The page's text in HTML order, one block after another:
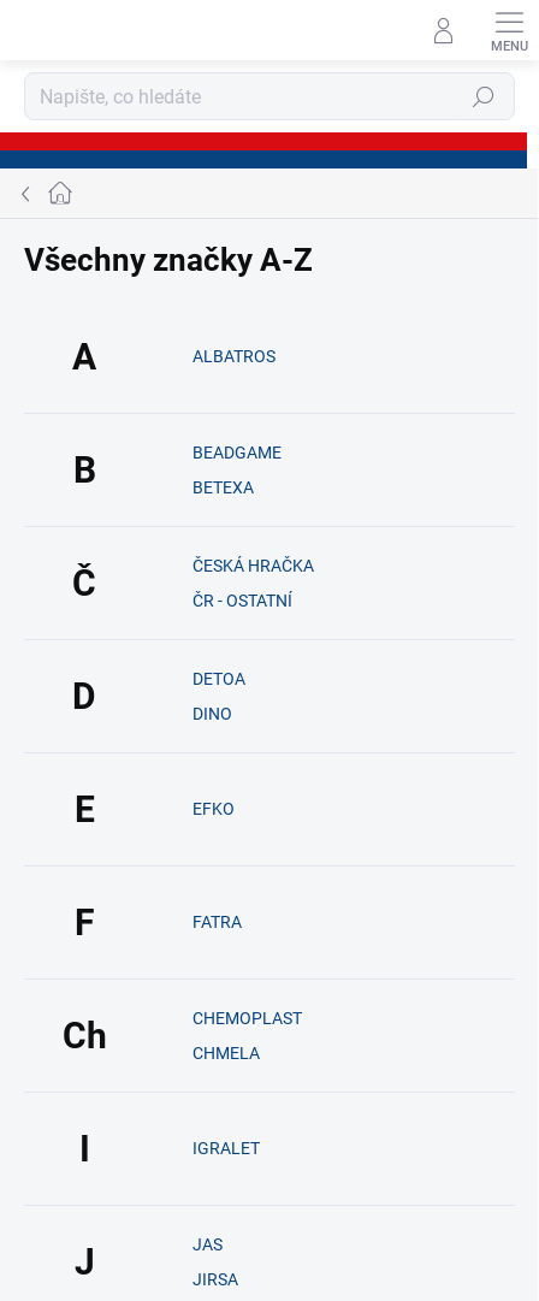
Hledat
Domů
Všechny značky A-Z
A ALBATROS
B
BEADGAME
BETEXA
Č
ČESKÁ HRAČKA
ČR - OSTATNÍ
D
DETOA
DINO
E EFKO
F FATRA
Ch
CHEMOPLAST
CHMELA
I IGRALET
J
JAS
JIRSA